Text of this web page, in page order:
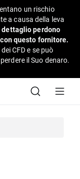
un rischio
a causa della leva
perdono
questo fornitore.
CFD e se può
il Suo denaro.